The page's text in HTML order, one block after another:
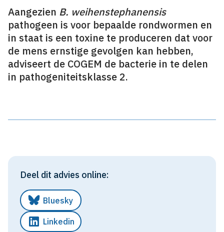
Aangezien B. weihenstephanensis
pathogeen is voor bepaalde rondwormen en
in staat is een toxine te produceren dat voor
de mens ernstige gevolgen kan hebben,
adviseert de COGEM de bacterie in te delen
in pathogeniteitsklasse 2.
Deel dit advies online:
Bluesky
Linkedin